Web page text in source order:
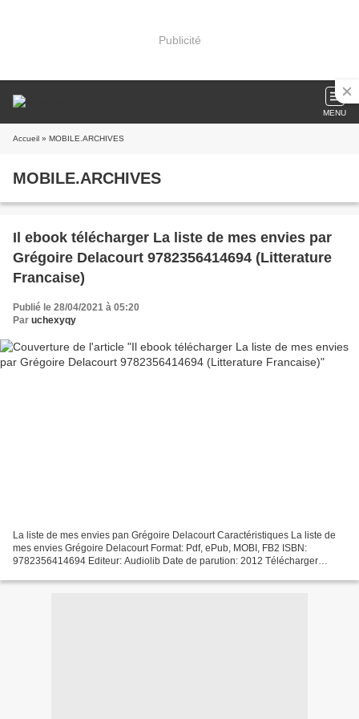
Publicité
MENU
Accueil » MOBILE.ARCHIVES
MOBILE.ARCHIVES
Il ebook télécharger La liste de mes envies par
Grégoire Delacourt 9782356414694 (Litterature
Francaise)
Publié le 28/04/2021 à 05:20
Par uchexyqy
La liste de mes envies pan Grégoire Delacourt Caractéristiques La liste de
mes envies Grégoire Delacourt Format: Pdf, ePub, MOBI, FB2 ISBN:
9782356414694 Editeur: Audiolib Date de parution: 2012 Télécharger